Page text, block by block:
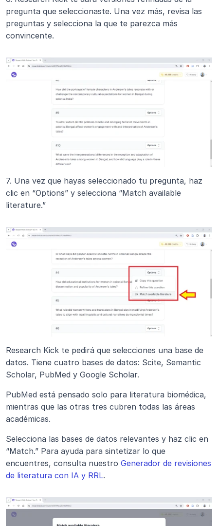
pregunta que seleccionaste. Una vez más, revisa las
preguntas y selecciona la que te parezca más
convincente.
7. Una vez que hayas seleccionado tu pregunta, haz
clic en “Options” y selecciona “Match available
literature.”
Research Kick te pedirá que selecciones una base de
datos. Tiene cuatro bases de datos: Scite, Semantic
Scholar, PubMed y Google Scholar.
PubMed está pensado solo para literatura biomédica,
mientras que las otras tres cubren todas las áreas
académicas.
Selecciona las bases de datos relevantes y haz clic en
“Match.” Para ayuda para sintetizar lo que
encuentres, consulta nuestro Generador de revisiones
de literatura con IA y RRL.